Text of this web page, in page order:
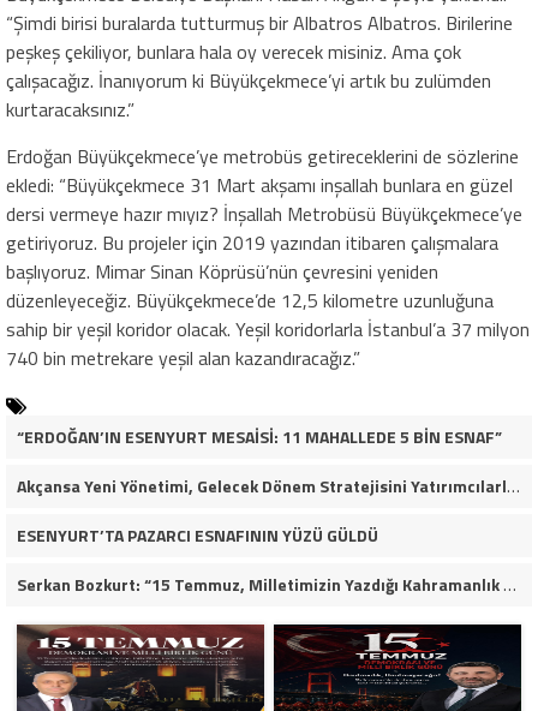
“Şimdi birisi buralarda tutturmuş bir Albatros Albatros. Birilerine
peşkeş çekiliyor, bunlara hala oy verecek misiniz. Ama çok
çalışacağız. İnanıyorum ki Büyükçekmece’yi artık bu zulümden
kurtaracaksınız.”
Erdoğan Büyükçekmece’ye metrobüs getireceklerini de sözlerine
ekledi: “Büyükçekmece 31 Mart akşamı inşallah bunlara en güzel
dersi vermeye hazır mıyız? İnşallah Metrobüsü Büyükçekmece’ye
getiriyoruz. Bu projeler için 2019 yazından itibaren çalışmalara
başlıyoruz. Mimar Sinan Köprüsü’nün çevresini yeniden
düzenleyeceğiz. Büyükçekmece’de 12,5 kilometre uzunluğuna
sahip bir yeşil koridor olacak. Yeşil koridorlarla İstanbul’a 37 milyon
740 bin metrekare yeşil alan kazandıracağız.”
“ERDOĞAN’IN ESENYURT MESAİSİ: 11 MAHALLEDE 5 BİN ESNAF”
Akçansa Yeni Yönetimi, Gelecek Dönem Stratejisini Yatırımcılarla Paylaştı
ESENYURT’TA PAZARCI ESNAFININ YÜZÜ GÜLDÜ
Serkan Bozkurt: “15 Temmuz, Milletimizin Yazdığı Kahramanlık Destanıdır”